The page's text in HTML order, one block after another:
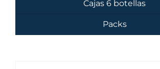
Cajas 6 botellas
Packs